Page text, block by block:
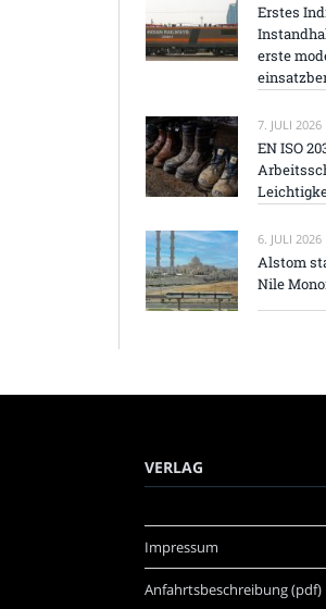
Erstes
erste
7. JULI 2026
EN ISO
6. JULI 2026
Alstom
Nile
VERLAG
Impressum
Anfahrtsbeschreibung (pdf)